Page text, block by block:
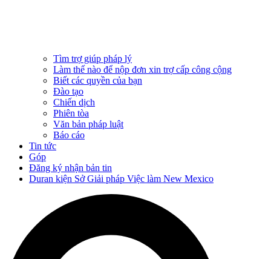
Tìm trợ giúp pháp lý
Làm thế nào để nộp đơn xin trợ cấp công cộng
Biết các quyền của bạn
Đào tạo
Chiến dịch
Phiên tòa
Văn bản pháp luật
Báo cáo
Tin tức
Góp
Đăng ký nhận bản tin
Duran kiện Sở Giải pháp Việc làm New Mexico